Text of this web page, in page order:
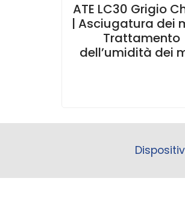
ATE LC30 Grigio
| Asciugatura dei
Trattamento
dell’umidità dei